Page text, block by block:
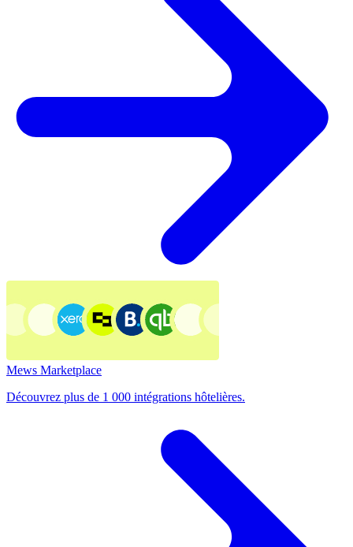
Mews Marketplace
Découvrez plus de 1 000 intégrations hôtelières.